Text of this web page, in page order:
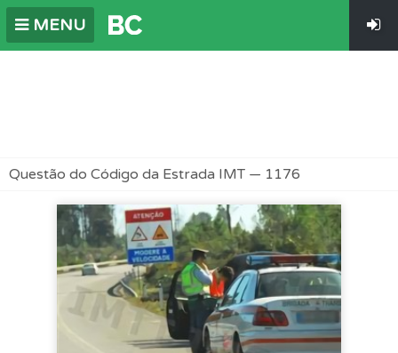
MENU
Questão do Código da Estrada IMT — 1176